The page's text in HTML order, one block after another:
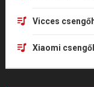
Vicces
Xiaomi